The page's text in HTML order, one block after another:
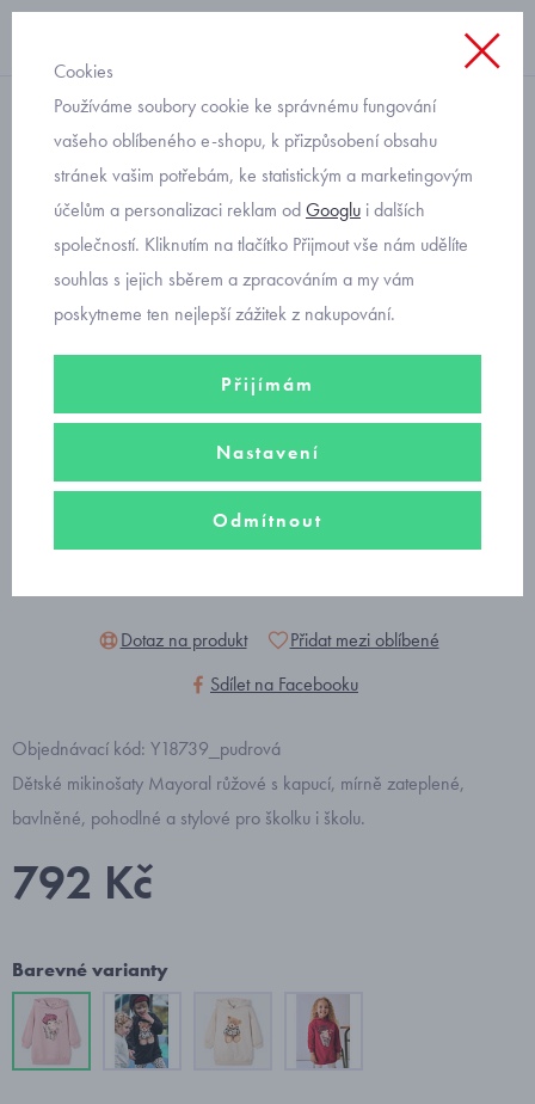
přes hlavu
dětské mikinošaty s
holčičkou Mayoral 4928-61
Dotaz na produkt
Přidat mezi oblíbené
Sdílet na Facebooku
Objednávací kód: Y18739_pudrová
Dětské mikinošaty Mayoral růžové s kapucí, mírně zateplené,
bavlněné, pohodlné a stylové pro školku i školu.
792 Kč
Barevné varianty
Cookies
Používáme soubory cookie ke správnému fungování
vašeho oblíbeného e-shopu, k přizpůsobení obsahu
stránek vašim potřebám, ke statistickým a marketingovým
účelům a personalizaci reklam odGooglu i dalších
společností. Kliknutím na tlačítko Přijmout vše nám udělíte
souhlas s jejich sběrem a zpracováním a my vám
poskytneme ten nejlepší zážitek z nakupování.
Přijímám
Nastavení
Odmítnout